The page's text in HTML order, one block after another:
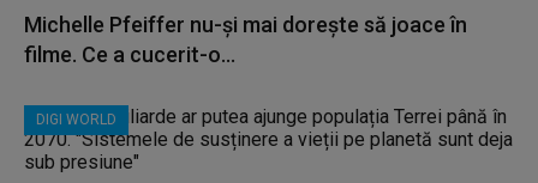
Michelle Pfeiffer nu-și mai dorește să joace în
filme. Ce a cucerit-o...
DIGI WORLD